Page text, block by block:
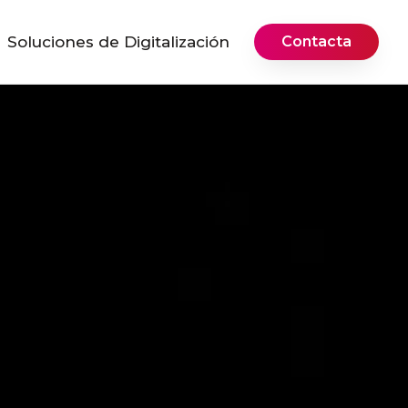
Soluciones de Digitalización Contacta